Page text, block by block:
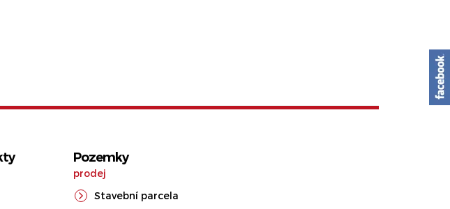
Pozemky
prodej
Stavební parcela